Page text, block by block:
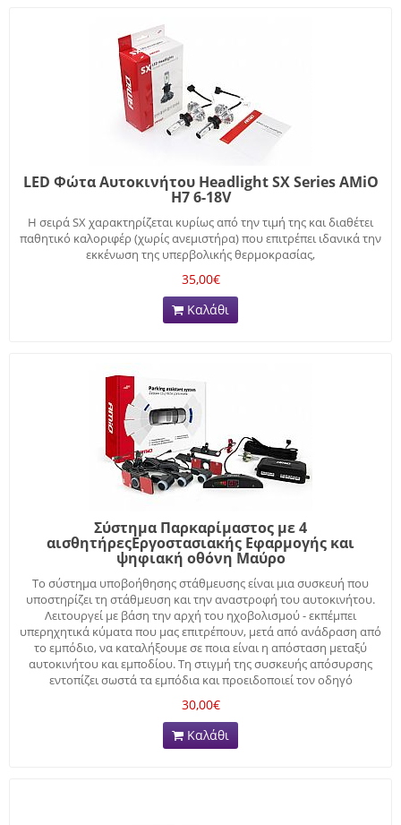
LED Φώτα Αυτοκινήτου Headlight SX Series AMiO
H7 6-18V
Η σειρά SX χαρακτηρίζεται κυρίως από την τιμή της και διαθέτει
παθητικό καλοριφέρ (χωρίς ανεμιστήρα) που επιτρέπει ιδανικά την
εκκένωση της υπερβολικής θερμοκρασίας,
35,00€
Καλάθι
Σύστημα Παρκαρίμαστος με 4
αισθητήρεςΕργοστασιακής Εφαρμογής και
ψηφιακή οθόνη Μαύρο
Το σύστημα υποβοήθησης στάθμευσης είναι μια συσκευή που
υποστηρίζει τη στάθμευση και την αναστροφή του αυτοκινήτου.
Λειτουργεί με βάση την αρχή του ηχοβολισμού - εκπέμπει
υπερηχητικά κύματα που μας επιτρέπουν, μετά από ανάδραση από
το εμπόδιο, να καταλήξουμε σε ποια είναι η απόσταση μεταξύ
αυτοκινήτου και εμποδίου. Τη στιγμή της συσκευής απόσυρσης
εντοπίζει σωστά τα εμπόδια και προειδοποιεί τον οδηγό
30,00€
Καλάθι